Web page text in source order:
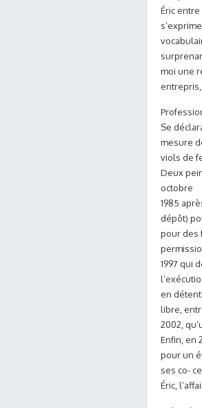
Éric entre
moi une
entrepris,
Se
mesure
viols de
Deux
octobre
1985
dépôt)
pour des
1997 qui
en
libre,
2002,
Enfin, en
pour un
ses co-
Éric,